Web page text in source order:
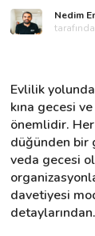
Kategoriler
🎈 Biz Kimiz?
🧐 Nasıl
🌟 Müşteri
Nedim
Evlilik
kına gecesi
önemlidir.
düğünden bir
veda gecesi
davetiyesi
detaylarından.